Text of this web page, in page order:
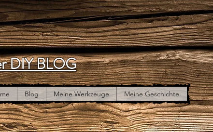
DIY BLOG
Blog Meine Werkzeuge Meine Geschichte